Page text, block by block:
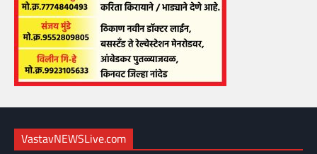
VastavNEWSLive.com